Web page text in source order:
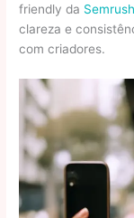
friendly da Semrush
clareza e
com criadores.